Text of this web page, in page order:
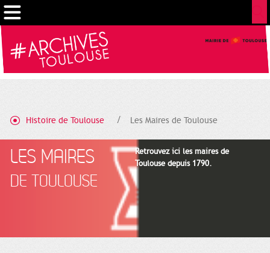
Histoire de Toulouse Les Maires de Toulouse
LES MAIRES
DE TOULOUSE
Retrouvez ici les maires de
Toulouse depuis 1790.
Gestion de vos préférences sur les cookies